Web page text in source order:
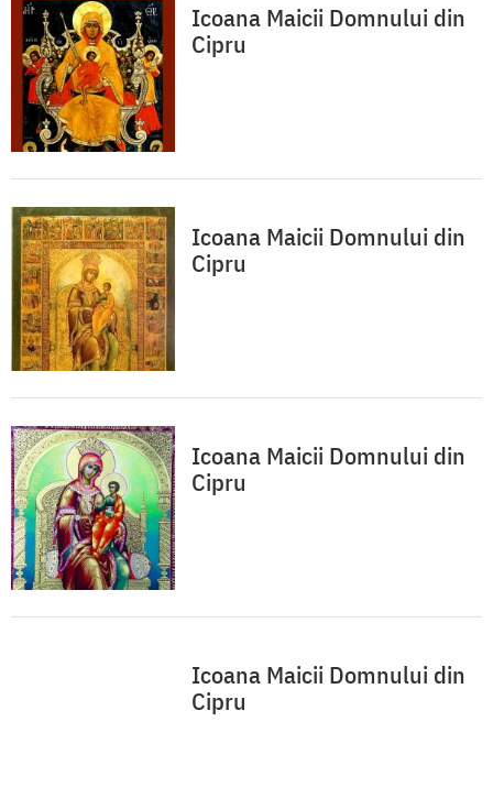
Icoana Maicii Domnului din
Cipru
Icoana Maicii Domnului din
Cipru
Icoana Maicii Domnului din
Cipru
Icoana Maicii Domnului din
Cipru